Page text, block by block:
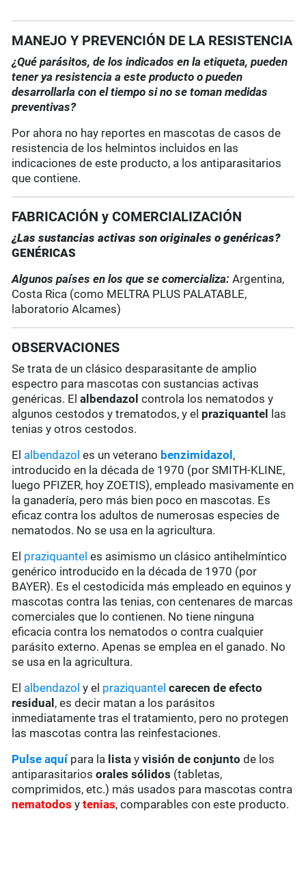
MANEJO Y PREVENCIÓN DE LA RESISTENCIA
¿Qué parásitos, de los indicados en la etiqueta, pueden
tener ya resistencia a este producto o pueden
desarrollarla con el tiempo si no se toman medidas
preventivas?
Por ahora no hay reportes en mascotas de casos de
resistencia de los helmintos incluidos en las
indicaciones de este producto, a los antiparasitarios
que contiene.
FABRICACIÓN y COMERCIALIZACIÓN
¿Las sustancias activas son originales o genéricas?
GENÉRICAS
Algunos países en los que se comercializa:Argentina,
Costa Rica (como MELTRA PLUS PALATABLE,
laboratorio Alcames)
OBSERVACIONES
Se trata de un clásico desparasitante de amplio
espectro para mascotas con sustancias activas
genéricas. Elalbendazol controla los nematodos y
algunos cestodos y trematodos, y el praziquantel
las
tenias y otros cestodos.
El albendazol es un veterano benzimidazol ,
introducido en la década de 1970 (por SMITH-KLINE,
luego PFIZER, hoy ZOETIS), empleado masivamente en
la ganadería, pero más bien poco en mascotas. Es
eficaz contra los adultos de numerosas especies de
nematodos. No se usa en la agricultura.
El praziquantel es asimismo un clásico antihelmíntico
genérico introducido en la década de 1970 (por
BAYER). Es el cestodicida más empleado en equinos y
mascotas contra las tenias, con centenares de marcas
comerciales que lo contienen. No tiene ninguna
eficacia contra los nematodos o contra cualquier
parásito externo. Apenas se emplea en el ganado. No
se usa en la agricultura.
El albendazol y el praziquantel carecen de efecto
residual , es decir matan a los parásitos
inmediatamente tras el tratamiento, pero no protegen
las mascotas contra las reinfestaciones.
Pulse aquípara la lista yvisión de conjunto de los
antiparasitariosorales sólidos (tabletas,
comprimidos, etc.) más usados para mascotas contra
nematodos ytenias, comparables con este producto.